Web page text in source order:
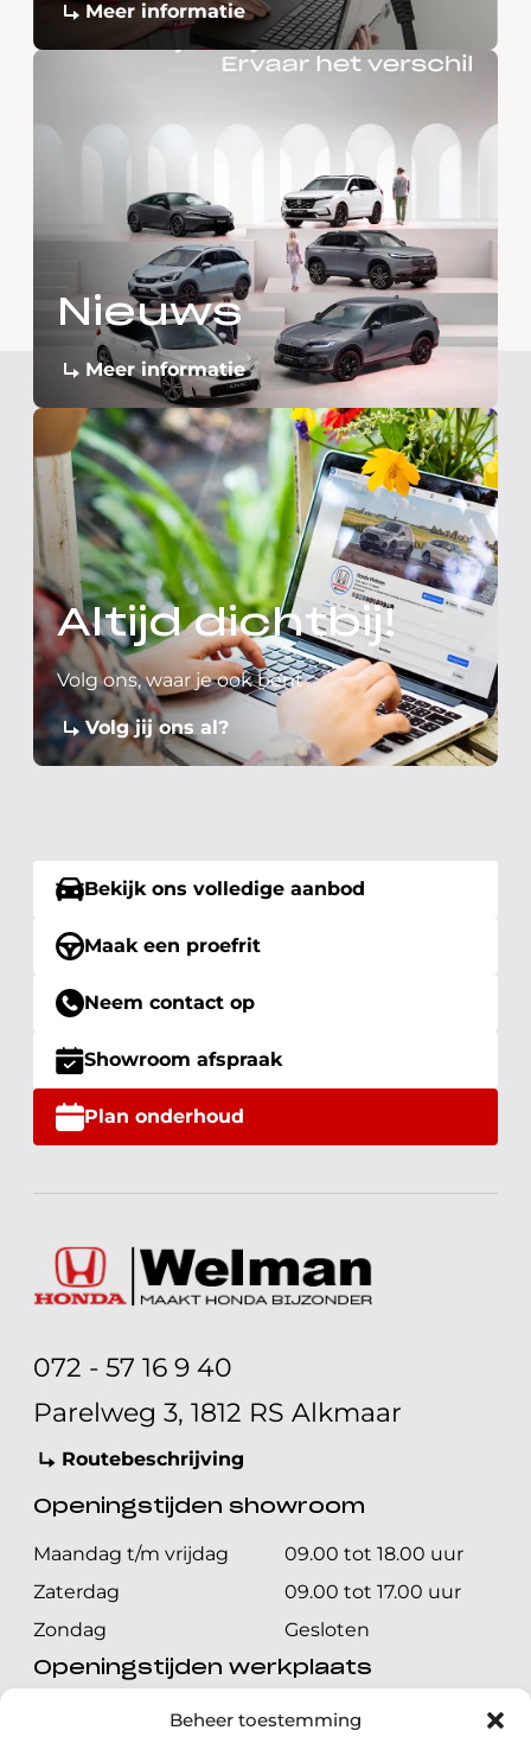
Beheer toestemming
Meer informatie
Nieuws
Meer informatie
Altijd dichtbij!
Volg ons, waar je ook bent
Volg jij ons al?
Bekijk ons volledige aanbod
Maak een proefrit
Neem contact op
Showroom afspraak
Plan onderhoud
072 - 57 16 9 40
Parelweg 3, 1812 RS Alkmaar
Routebeschrijving
Openingstijden showroom
Maandag t/m vrijdag
09.00 tot 18.00 uur
Zaterdag
09.00 tot 17.00 uur
Zondag
Gesloten
Openingstijden werkplaats
Maandag t/m vrijdag
08.00 tot 17.00 uur